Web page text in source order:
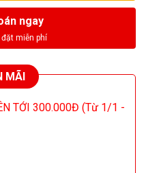
ngay
MÃI
TỚI 300.000Đ (Từ 1/1 -